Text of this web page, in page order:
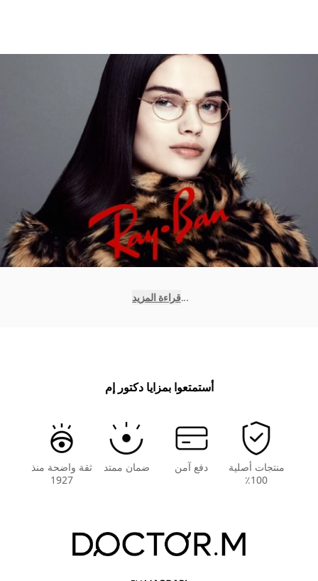
...قراءة المزيد
أستمتعوا بمزايا دكتور إم
منتجات أصلية
100٪
دفع آمن ضمان ممتد
ثقة واضحة منذ
1927